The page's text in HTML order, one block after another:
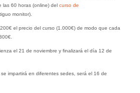
las 60 horas (online) del curso de
monitor).
el precio del curso (1.000€) de modo que cada
el 21 de noviembre y finalizará el día 12 de
impartirá en diferentes sedes, será el 16 de